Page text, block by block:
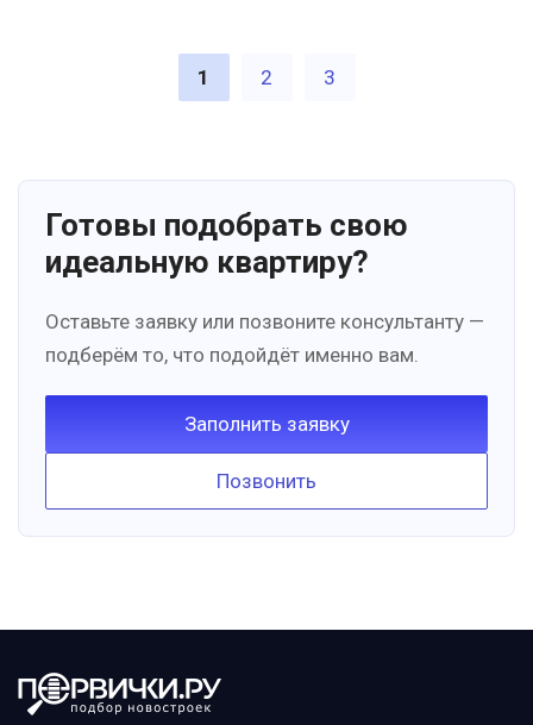
1 2 3
Готовы подобрать свою
идеальную квартиру?
Оставьте заявку или позвоните консультанту —
подберём то, что подойдёт именно вам.
Заполнить заявку
Позвонить